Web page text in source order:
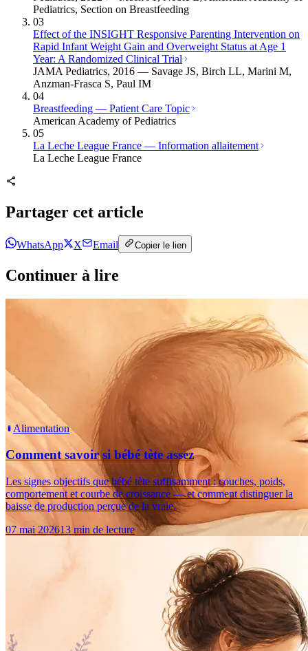
Pediatrics, Section on Breastfeeding
03
Effect of the INSIGHT Responsive Parenting Intervention on
Rapid Infant Weight Gain and Overweight Status at Age 1
Year: A Randomized Clinical Trial
JAMA Pediatrics, 2016 — Savage JS, Birch LL, Marini M,
Anzman-Frasca S, Paul IM
04
Breastfeeding — Patient Care Topic
American Academy of Pediatrics
05
La Leche League France — Information allaitement
La Leche League France
Partager cet article
WhatsApp X Email Copier le lien
Continuer à lire
Alimentation
Comment savoir si bébé tète assez
Les signes objectifs que bébé tète suffisamment : couches, poids,
comportement et courbe de croissance — et comment distinguer la
baisse de production perçue de la vraie.
07 mai 202613 min de lecture